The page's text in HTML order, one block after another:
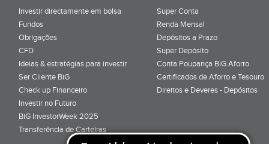
Investir directamente em bolsa
Fundos
Obrigações
CFD
Ideias & estratégias para investir
Ser Cliente BiG
Check up Financeiro
Investir no Futuro
BiG InvestorWeek 2025;
Transferência de Carteiras;
Super Conta
Renda Mensal
Depósitos a Prazo
Super Depósito
Conta Poupança BiG Aforro
Certificados de Aforro e Tesouro
Direitos e Deveres - Depósitos